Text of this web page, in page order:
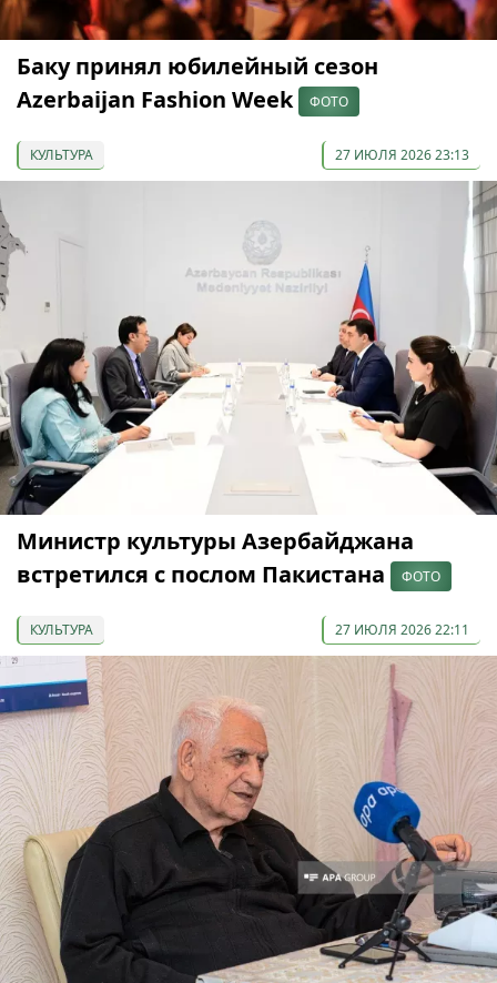
Баку принял юбилейный сезон
Azerbaijan Fashion Week
ФОТО
КУЛЬТУРА 27 ИЮЛЯ 2026 23:13
Министр культуры Азербайджана
встретился с послом Пакистана
ФОТО
КУЛЬТУРА 27 ИЮЛЯ 2026 22:11